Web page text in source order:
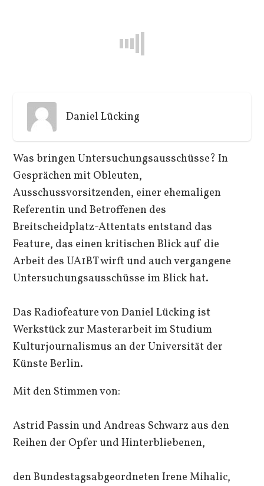
Daniel Lücking
Was bringen Untersuchungsausschüsse? In
Gesprächen mit Obleuten,
Ausschussvorsitzenden, einer ehemaligen
Referentin und Betroffenen des
Breitscheidplatz-Attentats entstand das
Feature, das einen kritischen Blick auf die
Arbeit des UA1BT wirft und auch vergangene
Untersuchungsausschüsse im Blick hat.
Das Radiofeature von Daniel Lücking ist
Werkstück zur Masterarbeit im Studium
Kulturjournalismus an der Universität der
Künste Berlin.
Mit den Stimmen von:
Astrid Passin und Andreas Schwarz aus den
Reihen der Opfer und Hinterbliebenen,
den Bundestagsabgeordneten Irene Mihalic,